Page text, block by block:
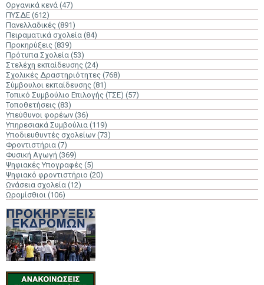
Οργανικά κενά (47)
ΠΥΣΔΕ (612)
Πανελλαδικές (891)
Πειραματικά σχολεία (84)
Προκηρύξεις (839)
Πρότυπα Σχολεία (53)
Στελέχη εκπαίδευσης (24)
Σχολικές Δραστηριότητες (768)
Σύμβουλοι εκπαίδευσης (81)
Τοπικό Συμβούλιο Επιλογής (ΤΣΕ) (57)
Τοποθετήσεις (83)
Υπεύθυνοι φορέων (36)
Υπηρεσιακά Συμβούλια (119)
Υποδιευθυντές σχολείων (73)
Φροντιστήρια (7)
Φυσική Αγωγή (369)
Ψηφιακές Υπογραφές (5)
Ψηφιακό φροντιστήριο (20)
Ωνάσεια σχολεία (12)
Ωρομίσθιοι (106)